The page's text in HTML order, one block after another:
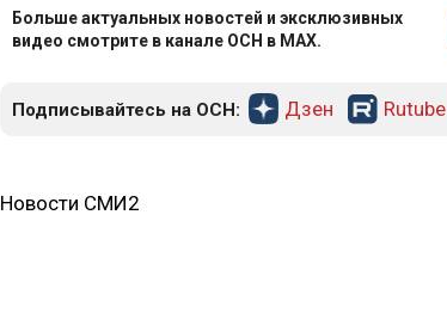
Больше актуальных новостей и эксклюзивных
видео смотрите в канале ОСН в MAX.
Подписывайтесь на ОСН: Дзен Rutube
Новости СМИ2